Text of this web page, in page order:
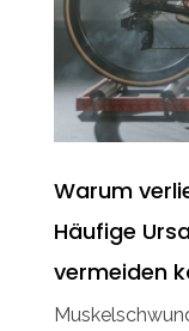
Warum
Häufige
vermeiden